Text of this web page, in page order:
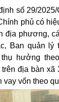
số 29/
phủ có
địa phương,
Ban quản lý
hưởng
địa bàn xã
vay vốn theo